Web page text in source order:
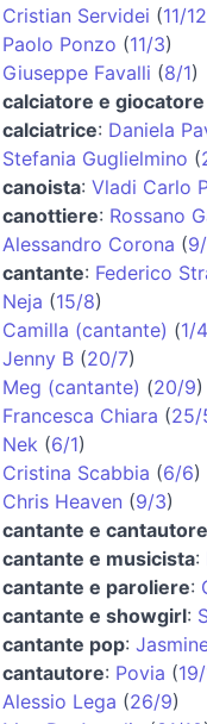
Cristian Servidei (11/12
Paolo Ponzo (11/3)
Giuseppe Favalli (8/1)
calciatore e
calciatrice: Daniela
Stefania Guglielmino (
canoista: Vladi Carlo
canottiere: Rossano
Alessandro Corona (
cantante: Federico
Neja (15/8)
Camilla (cantante) (1/4
Jenny B (20/7)
Meg (cantante) (20/9)
Francesca Chiara (25/
Nek (6/1)
Cristina Scabbia (6/6)
Chris Heaven (9/3)
cantante e cantautore
cantante e musicista:
cantante e paroliere:
cantante e showgirl:
cantante pop:
cantautore: Povia (19/
Alessio Lega (26/9)